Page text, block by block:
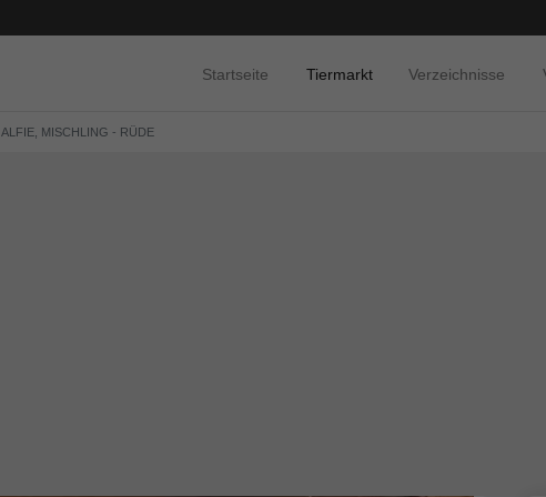
Startseite Tiermarkt Verzeichnisse
ALFIE, MISCHLING - RÜDE